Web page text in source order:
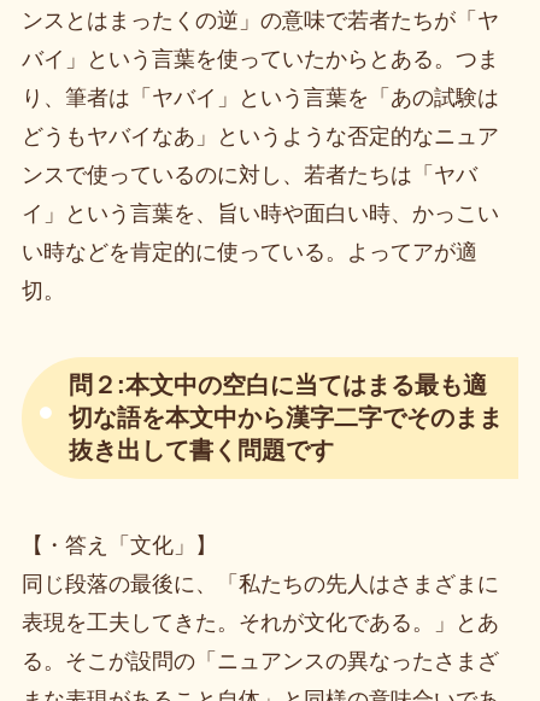
ンスとはまったくの逆」の意味で若者たちが「ヤ
バイ」という言葉を使っていたからとある。つま
り、筆者は「ヤバイ」という言葉を「あの試験は
どうもヤバイなあ」というような否定的なニュア
ンスで使っているのに対し、若者たちは「ヤバ
イ」という言葉を、旨い時や面白い時、かっこい
い時などを肯定的に使っている。よってアが適
切。
問２:本文中の空白に当てはまる最も適
切な語を本文中から漢字二字でそのまま
抜き出して書く問題です
【・答え「文化」】
同じ段落の最後に、「私たちの先人はさまざまに
表現を工夫してきた。それが文化である。」とあ
る。そこが設問の「ニュアンスの異なったさまざ